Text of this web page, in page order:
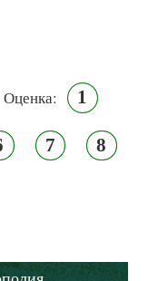
Оценка: 1
7 8